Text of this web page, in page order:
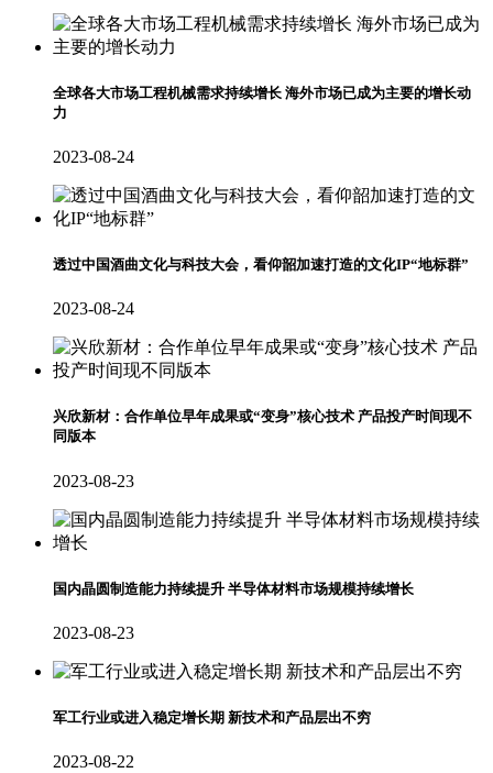
全球各大市场工程机械需求持续增长 海外市场已成为主要的增长动
力
2023-08-24
透过中国酒曲文化与科技大会，看仰韶加速打造的文化IP“地标群”
2023-08-24
兴欣新材：合作单位早年成果或“变身”核心技术 产品投产时间现不
同版本
2023-08-23
国内晶圆制造能力持续提升 半导体材料市场规模持续增长
2023-08-23
军工行业或进入稳定增长期 新技术和产品层出不穷
2023-08-22